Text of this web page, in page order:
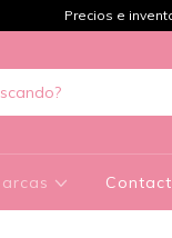
Precios e